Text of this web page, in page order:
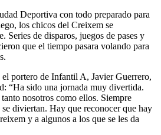
Deportiva con todo preparado para
los chicos del Creixem se
Series de disparos, juegos de pases y
que el tiempo pasara volando para
portero de Infantil A, Javier Guerrero,
“Ha sido una jornada muy divertida.
nosotros como ellos. Siempre
diviertan. Hay que reconocer que hay
y a algunos a los que se les da